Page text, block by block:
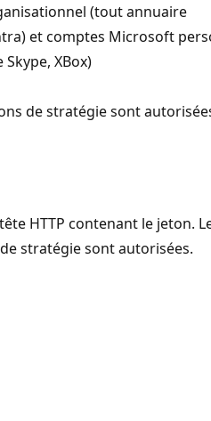
(tout annuaire
et comptes Microsoft
XBox)
de stratégie sont
HTTP contenant le jeton.
stratégie sont autorisées.